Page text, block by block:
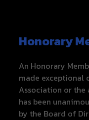
Honorary
An Honorary
made exceptional
Association or
has been
by the Board of